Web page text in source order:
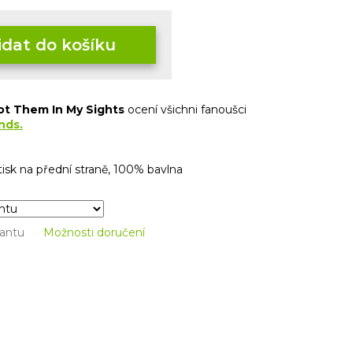
Možnosti doručení
do košíku
Them In My Sights ocení všichni fanoušci
na přední straně, 100% bavlna